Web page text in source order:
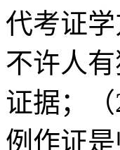
代考证
不许人
证据；
例作证